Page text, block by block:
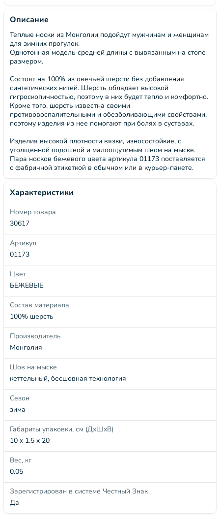
Описание
Теплые носки из Монголии подойдут мужчинам и женщинам
для зимних прогулок.
Однотонная модель средней длины с вывязанным на стопе
размером.
Состоят на 100% из овечьей шерсти без добавления
синтетических нитей. Шерсть обладает высокой
гигроскопичностью, поэтому в них будет тепло и комфортно.
Кроме того, шерсть известна своими
противовоспалительными и обезболивающими свойствами,
поэтому изделия из нее помогают при болях в суставах.
Изделия высокой плотности вязки, износостойкие, с
утолщенной подошвой и малоощутимым швом на мыске.
Пара носков бежевого цвета артикула 01173 поставляется
с фабричной этикеткой в обычном или в курьер-пакете.
Характеристики
Номер товара
30617
Артикул
01173
Цвет
БЕЖЕВЫЕ
Состав материала
100% шерсть
Производитель
Монголия
Шов на мыске
кеттельный, бесшовная технология
Сезон
зима
Габариты упаковки, см (ДхШхВ)
10 x 1.5 x 20
Вес, кг
0.05
Зарегистрирован в системе Честный Знак
Да